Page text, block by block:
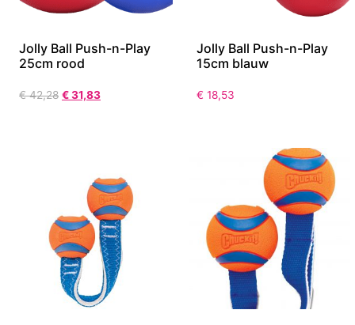
Jolly Ball Push-n-Play
25cm rood
€42,28 €31,83
Jolly Ball Push-n-Play
15cm blauw
€ 18,53